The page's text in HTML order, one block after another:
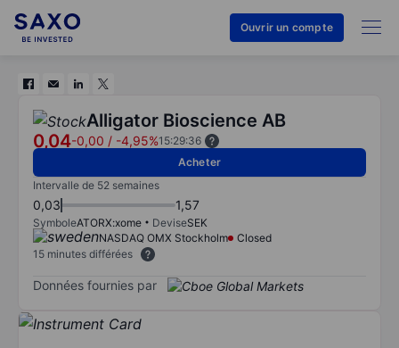
Ouvrir un compte
Alligator Bioscience AB
0,04-0,00 / -4,95%15:29:36
Acheter
Intervalle de 52 semaines
0,03 1,57
SymboleATORX:xome DeviseSEK
NASDAQ OMX Stockholm
Closed
15 minutes différées
Données fournies par